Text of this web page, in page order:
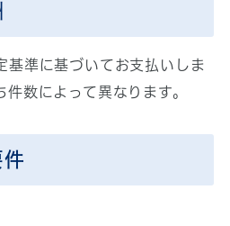
基準に基づいてお支払いしま
数によって異なります。